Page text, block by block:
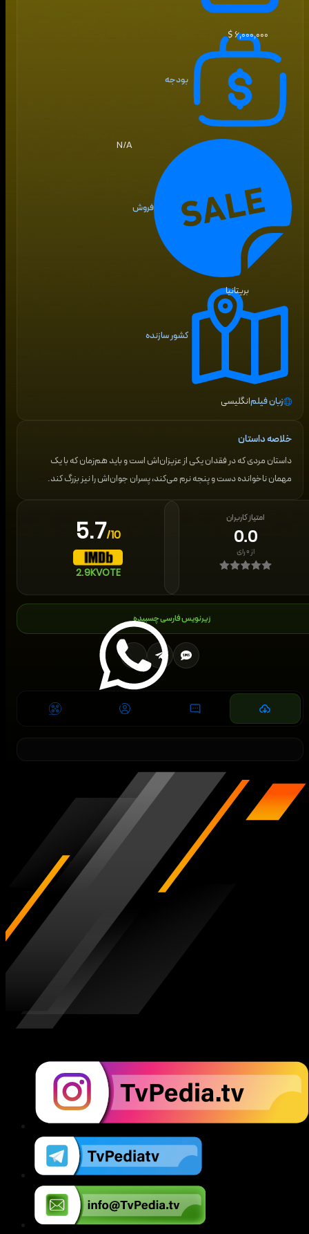
بودجه
۶٬۰۰۰٬۰۰۰ $
فروش
N/A
کشور سازنده
بریتانیا
زبان فیلمانگلیسی
خلاصه داستان
داستان مردی که در فقدان یکی از عزیزان‌اش است و باید هم‌زمان که با یک
مهمان ناخوانده دست و پنجه نرم می‌کند، پسران جوان‌اش را نیز بزرگ کند.
5.7/10
2.9KVOTE
امتیاز کاربران
0.0
از۰رای
زیرنویس فارسی چسبیده